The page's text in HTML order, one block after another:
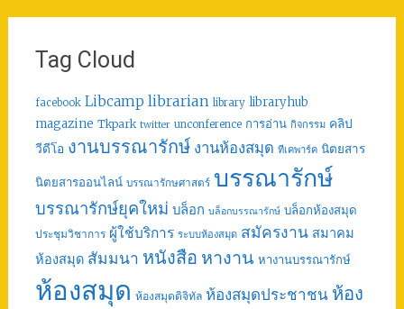
Tag Cloud
facebook Libcamp librarian library libraryhub
magazine Tkpark twitter unconference การอ่าน กิจกรรม คลิป
วีดีโอ งานบรรณารักษ์ งานห้องสมุด ทีเคพาร์ค นิตยสาร
นิตยสารออนไลน์ บรรณารักษศาสตร์ บรรณารักษ์
บรรณารักษ์ยุคใหม่ บล็อก บล็อกบรรณารักษ์ บล็อกห้องสมุด
ประชุมวิชาการ ผู้ใช้บริการ ระบบห้องสมุด สมัครงาน สมาคม
ห้องสมุด สัมมนา หนังสือ หางาน หางานบรรณารักษ์
ห้องสมุด ห้องสมุดดิจิทัล ห้องสมุดประชาชน ห้อง